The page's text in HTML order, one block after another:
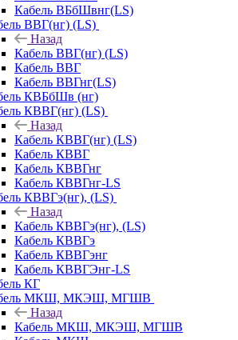
Кабель ВБбШвнг(LS)
ВВГ(нг) (LS)
Назад
Кабель ВВГ(нг) (LS)
Кабель ВВГ
Кабель ВВГнг(LS)
КВБбШв (нг)
КВВГ(нг) (LS)
Назад
Кабель КВВГ(нг) (LS)
Кабель КВВГ
Кабель КВВГнг
Кабель КВВГнг-LS
КВВГэ(нг), (LS)
Назад
Кабель КВВГэ(нг), (LS)
Кабель КВВГэ
Кабель КВВГэнг
Кабель КВВГЭнг-LS
КГ
МКШ, МКЭШ, МГШВ
Назад
Кабель МКШ, МКЭШ, МГШВ